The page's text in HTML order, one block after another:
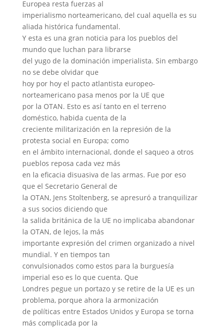
Europea resta fuerzas al
imperialismo norteamericano, del cual aquella es su
aliada histórica fundamental.
Y esta es una gran noticia para los pueblos del
mundo que luchan para librarse
del yugo de la dominación imperialista. Sin embargo
no se debe olvidar que
hoy por hoy el pacto atlantista europeo-
norteamericano pasa menos por la UE que
por la OTAN. Esto es así tanto en el terreno
doméstico, habida cuenta de la
creciente militarización en la represión de la
protesta social en Europa; como
en el ámbito internacional, donde el saqueo a otros
pueblos reposa cada vez más
en la eficacia disuasiva de las armas. Fue por eso
que el Secretario General de
la OTAN, Jens Stoltenberg, se apresuró a tranquilizar
a sus socios diciendo que
la salida británica de la UE no implicaba abandonar
la OTAN, de lejos, la más
importante expresión del crimen organizado a nivel
mundial. Y en tiempos tan
convulsionados como estos para la burguesía
imperial eso es lo que cuenta. Que
Londres pegue un portazo y se retire de la UE es un
problema, porque ahora la armonización
de políticas entre Estados Unidos y Europa se torna
más complicada por la